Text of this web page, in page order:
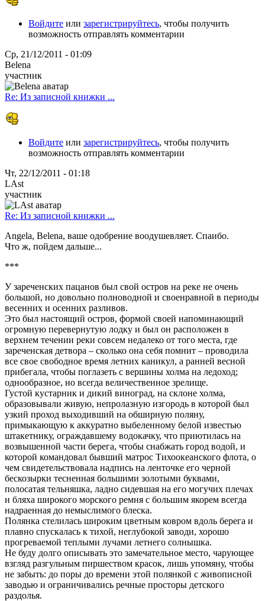
Войдите или зарегистрируйтесь, чтобы получить
возможность отправлять комментарии
Ср, 21/12/2011 - 01:09
Belena
участник
Re: Из записной книжки ...
Войдите или зарегистрируйтесь, чтобы получить
возможность отправлять комментарии
Чт, 22/12/2011 - 01:18
LAst
участник
Re: Из записной книжки ...
Angela, Belena, ваше одобрение воодушевляет. Спаибо.
Что ж, пойдем дальше...
***
У зареченских пацанов был свой остров на реке не очень
большой, но довольно полноводной и своенравной в периоды
весенних и осенних разливов.
Это был настоящий остров, формой своей напоминающий
огромную перевернутую лодку и был он расположен в
верхнем течении реки совсем недалеко от того места, где
зареченская детвора – сколько она себя помнит – проводила
все свое свободное время летних каникул, а ранней весной
прибегала, чтобы поглазеть с вершины холма на ледоход;
однообразное, но всегда величественное зрелище.
Густой кустарник и дикий виноград, на склоне холма,
образовывали живую, непролазную изгородь в которой был
узкий проход выходивший на обширную поляну,
примыкающую к аккуратно выбеленному белой известью
штакетнику, ограждавшему водокачку, что приютилась на
возвышенной части берега, чтобы снабжать город водой, и
которой командовал бывший матрос Тихоокеанского флота, о
чем свидетельствовала надпись на ленточке его черной
бескозырки тесненная большими золотыми буквами,
полосатая тельняшка, ладно сидевшая на его могучих плечах
и бляха широкого морского ремня с большим якорем всегда
надраенная до немыслимого блеска.
Полянка стелилась широким цветным ковром вдоль берега и
плавно спускалась к тихой, неглубокой заводи, хорошо
прогреваемой теплыми лучами летнего солнышка.
Не буду долго описывать это замечательное место, чарующее
взгляд разгульным пиршеством красок, лишь упомяну, чтобы
не забыть: до поры до времени этой полянкой с живописной
заводью и ограничивались речные просторы детского
раздолья.